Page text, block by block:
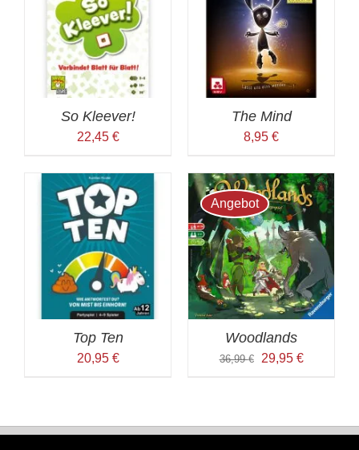
So Kleever!
22,45 €
The Mind
8,95 €
Top Ten
20,95 €
Angebot
Woodlands
36,99€
Ursprünglicher
29,95 €Aktueller